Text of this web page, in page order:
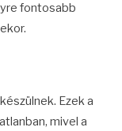
fontosabb
Ezek a
mivel a